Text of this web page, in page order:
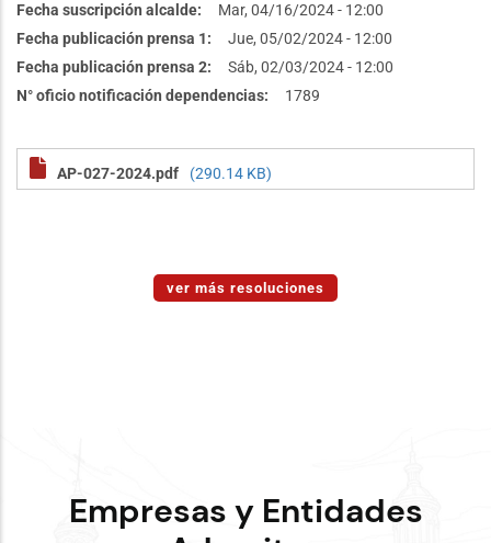
Fecha suscripción alcalde
Mar, 04/16/2024 - 12:00
Fecha publicación prensa 1
Jue, 05/02/2024 - 12:00
Fecha publicación prensa 2
Sáb, 02/03/2024 - 12:00
N° oficio notificación dependencias
1789
AP-027-2024.pdf (290.14 KB)
ver más resoluciones
Empresas y Entidades